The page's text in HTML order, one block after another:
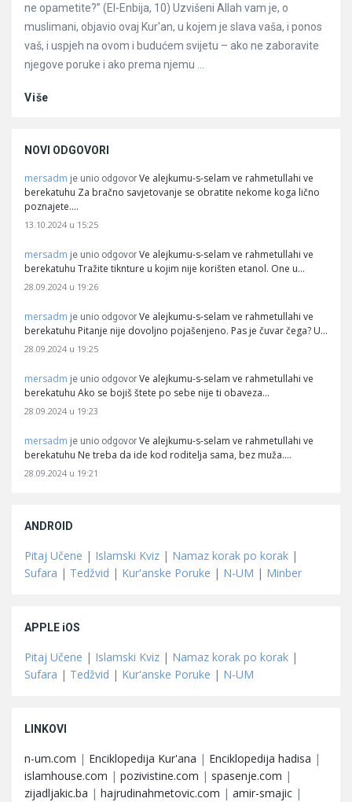
ne opametite?” (El-Enbija, 10) Uzvišeni Allah vam je, o
muslimani, objavio ovaj Kur'an, u kojem je slava vaša, i ponos
vaš, i uspjeh na ovom i budućem svijetu – ako ne zaboravite
njegove poruke i ako prema njemu ...
Više
NOVI ODGOVORI
mersadm je unio odgovor Ve alejkumu-s-selam ve rahmetullahi ve
berekatuhu Za bračno savjetovanje se obratite nekome koga lično
poznajete.…
13.10.2024 u 15:25
mersadm je unio odgovor Ve alejkumu-s-selam ve rahmetullahi ve
berekatuhu Tražite tiknture u kojim nije korišten etanol. One u…
28.09.2024 u 19:26
mersadm je unio odgovor Ve alejkumu-s-selam ve rahmetullahi ve
berekatuhu Pitanje nije dovoljno pojašenjeno. Pas je čuvar čega? U…
28.09.2024 u 19:25
mersadm je unio odgovor Ve alejkumu-s-selam ve rahmetullahi ve
berekatuhu Ako se bojiš štete po sebe nije ti obaveza…
28.09.2024 u 19:23
mersadm je unio odgovor Ve alejkumu-s-selam ve rahmetullahi ve
berekatuhu Ne treba da ide kod roditelja sama, bez muža.…
28.09.2024 u 19:21
ANDROID
Pitaj Učene | Islamski Kviz | Namaz korak po korak |
Sufara | Tedžvid | Kur'anske Poruke | N-UM | Minber
APPLE iOS
Pitaj Učene | Islamski Kviz | Namaz korak po korak |
Sufara | Tedžvid | Kur'anske Poruke | N-UM
LINKOVI
n-um.com | Enciklopedija Kur'ana | Enciklopedija hadisa |
islamhouse.com | pozivistine.com | spasenje.com |
zijadljakic.ba | hajrudinahmetovic.com | amir-smajic |